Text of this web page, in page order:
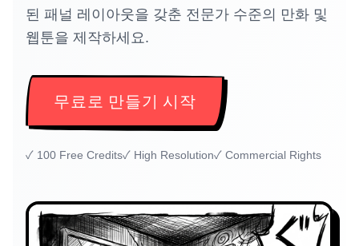
된 패널 레이아웃을 갖춘 전문가 수준의 만화 및
웹툰을 제작하세요.
무료로 만들기 시작
✓ 100 Free Credits✓ High Resolution✓ Commercial Rights